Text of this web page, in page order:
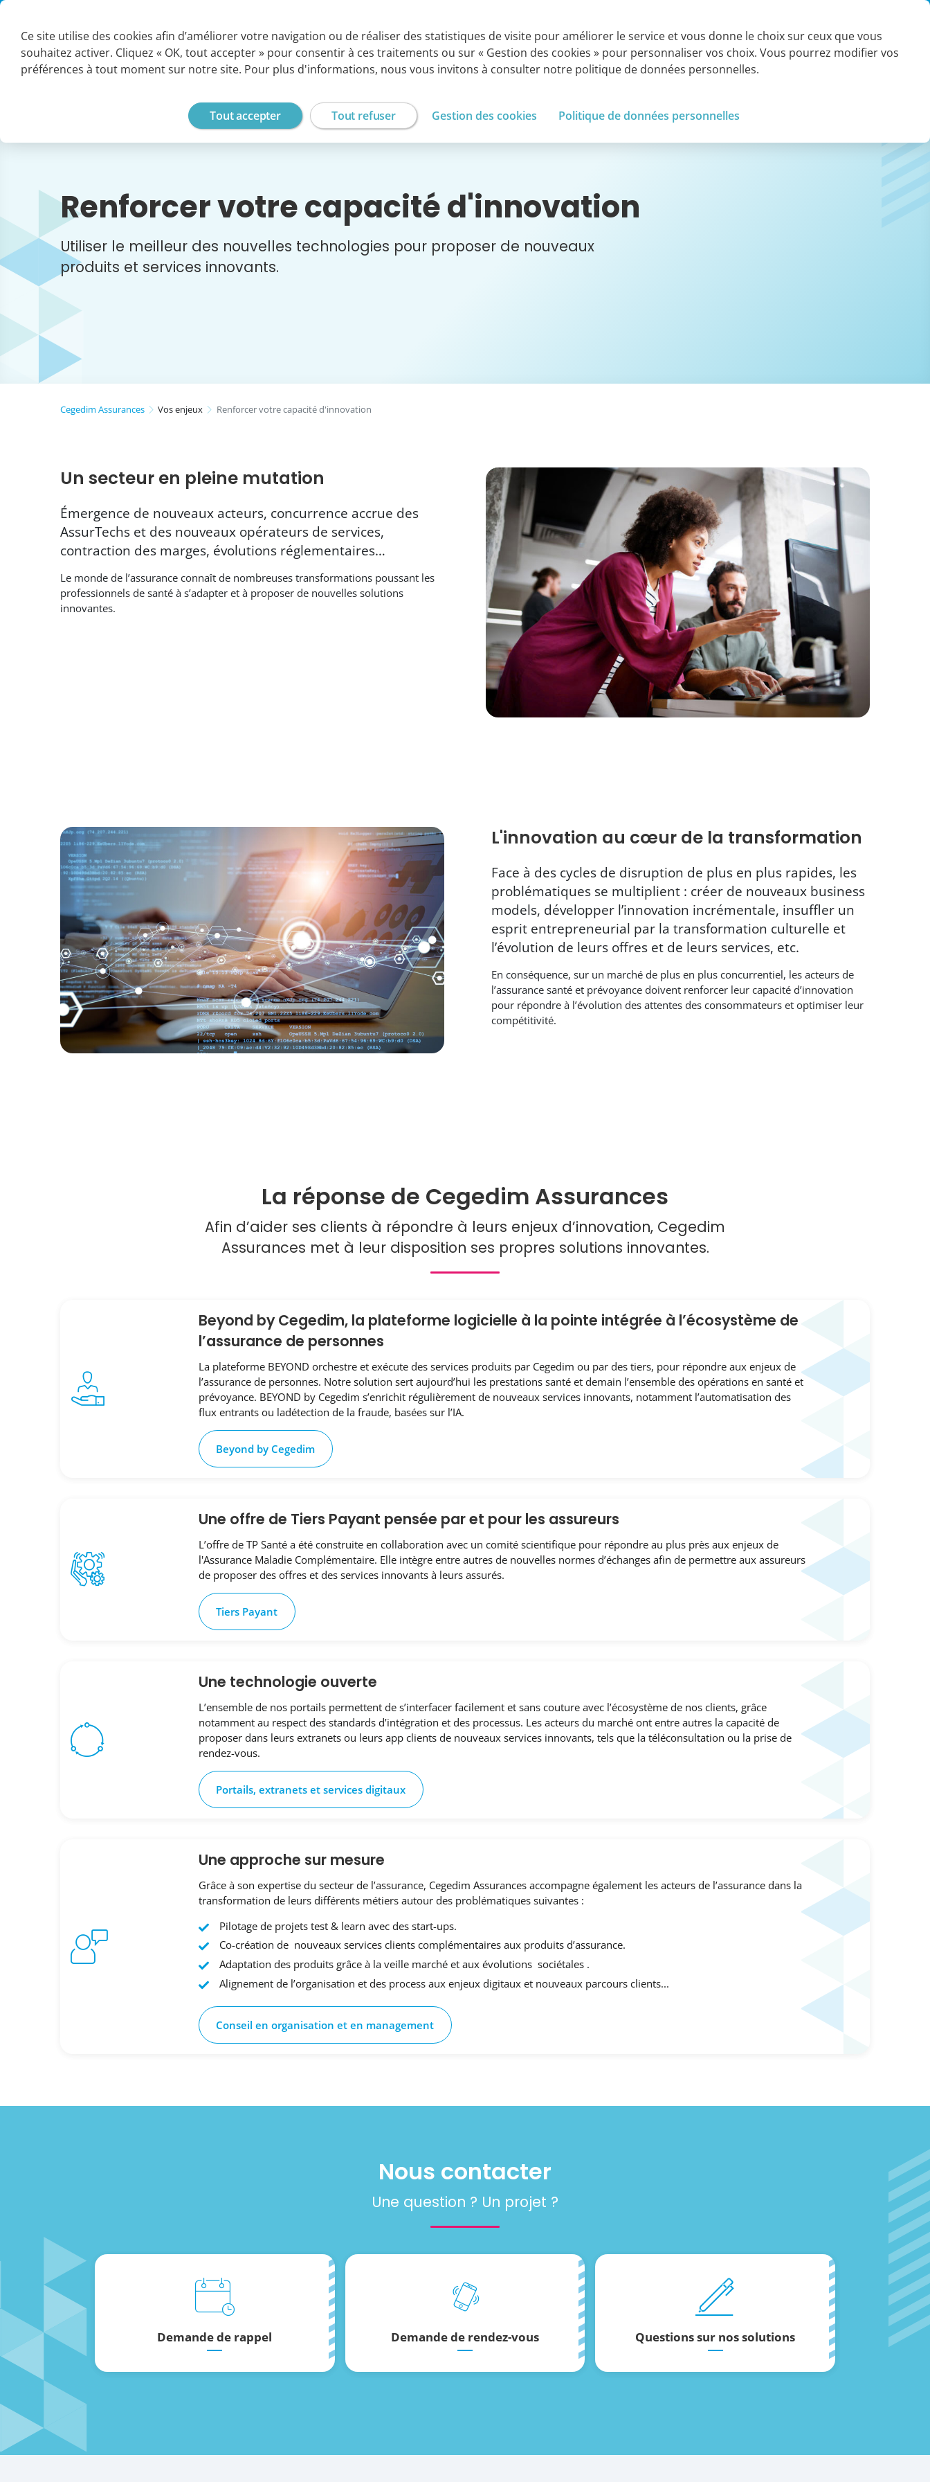
Vos enjeux
Externalisation de
services Métiers
Services experts
à la carte
Solutions SaaS
Références et
société
Tendances et
Renforcer votre capacité d'innovation
Utiliser le meilleur des nouvelles technologies pour proposer de nouveaux
produits et services innovants.
Cegedim Assurances Vos enjeux Renforcer votre capacité d'innovation
Un secteur en pleine mutation
Émergence de nouveaux acteurs, concurrence accrue des
AssurTechs et des nouveaux opérateurs de services,
contraction des marges, évolutions réglementaires…
Le monde de l’assurance connaît de nombreuses transformations poussant les
professionnels de santé à s’adapter et à proposer de nouvelles solutions
innovantes.
L'innovation au cœur de la transformation
Face à des cycles de disruption de plus en plus rapides, les
problématiques se multiplient : créer de nouveaux business
models, développer l’innovation incrémentale, insuffler un
esprit entrepreneurial par la transformation culturelle et
l’évolution de leurs offres et de leurs services, etc.
En conséquence, sur un marché de plus en plus concurrentiel, les acteurs de
l’assurance santé et prévoyance doivent renforcer leur capacité d’innovation
pour répondre à l’évolution des attentes des consommateurs et optimiser leur
compétitivité.
La réponse de Cegedim Assurances
Afin d’aider ses clients à répondre à leurs enjeux d’innovation, Cegedim
Assurances met à leur disposition ses propres solutions innovantes.
Beyond by Cegedim, la plateforme logicielle à la pointe intégrée à l’écosystème de
l’assurance de personnes
La plateforme BEYOND orchestre et exécute des services produits par Cegedim ou par des tiers, pour répondre aux enjeux de
l’assurance de personnes. Notre solution sert aujourd’hui les prestations santé et demain l’ensemble des opérations en santé et
prévoyance. BEYOND by Cegedim s’enrichit régulièrement de nouveaux services innovants, notamment l’automatisation des
flux entrants ou ladétection de la fraude, basées sur l’IA.
Beyond by Cegedim
Une offre de Tiers Payant pensée par et pour les assureurs
L’offre de TP Santé a été construite en collaboration avec un comité scientifique pour répondre au plus près aux enjeux de
l'Assurance Maladie Complémentaire. Elle intègre entre autres de nouvelles normes d’échanges afin de permettre aux assureurs
de proposer des offres et des services innovants à leurs assurés.
Tiers Payant
Une technologie ouverte
L’ensemble de nos portails permettent de s’interfacer facilement et sans couture avec l’écosystème de nos clients, grâce
notamment au respect des standards d’intégration et des processus. Les acteurs du marché ont entre autres la capacité de
proposer dans leurs extranets ou leurs app clients de nouveaux services innovants, tels que la téléconsultation ou la prise de
rendez-vous.
Portails, extranets et services digitaux
Une approche sur mesure
Grâce à son expertise du secteur de l’assurance, Cegedim Assurances accompagne également les acteurs de l’assurance dans la
transformation de leurs différents métiers autour des problématiques suivantes :
Pilotage de projets test & learn avec des start-ups.
Co-création de nouveaux services clients complémentaires aux produits d’assurance.
Adaptation des produits grâce à la veille marché et aux évolutions sociétales .
Alignement de l’organisation et des process aux enjeux digitaux et nouveaux parcours clients...
Conseil en organisation et en management
Nous contacter
Une question ? Un projet ?
Demande de rappel Demande de rendez-vous Questions sur nos solutions
Panneau de gestion des cookies
Ce site utilise des cookies afin d’améliorer votre navigation ou de réaliser des statistiques de visite pour améliorer le service et vous donne le choix sur ceux que vous
souhaitez activer. Cliquez « OK, tout accepter » pour consentir à ces traitements ou sur « Gestion des cookies » pour personnaliser vos choix. Vous pourrez modifier vos
préférences à tout moment sur notre site. Pour plus d'informations, nous vous invitons à consulter notre politique de données personnelles.
Tout accepter Tout refuser Gestion des cookies Politique de données personnelles